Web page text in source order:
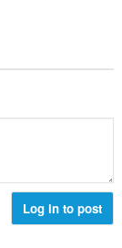
Log in to post